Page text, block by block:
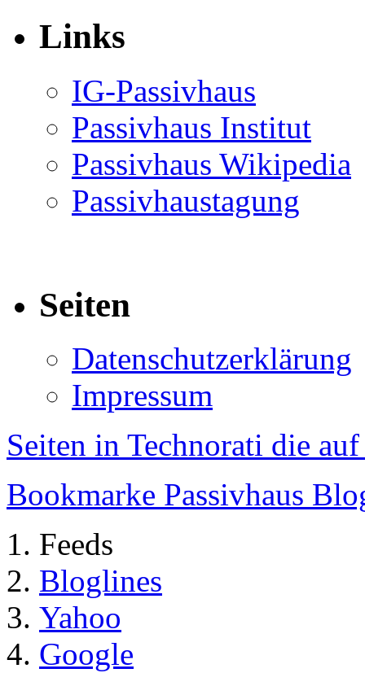
Links
IG-Passivhaus
Passivhaus Institut
Passivhaus Wikipedia
Passivhaustagung
Seiten
Datenschutzerklärung
Impressum
Seiten in Technorati die
Bookmarke Passivhaus
Feeds
Bloglines
Yahoo
Google